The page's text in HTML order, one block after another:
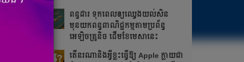
ពន្ធដារ ទុកពេលឲ្យឈ្វេងយល់សិន
មុនយកពន្ធពាណិជ្ជកម្មតាមប្រព័ន្ធ
អេឡិចត្រូនិច ដើមខែមេសានេះ
តើនរណានិងអ្វីខ្លះធ្វើឱ្យ Apple ក្លាយជា